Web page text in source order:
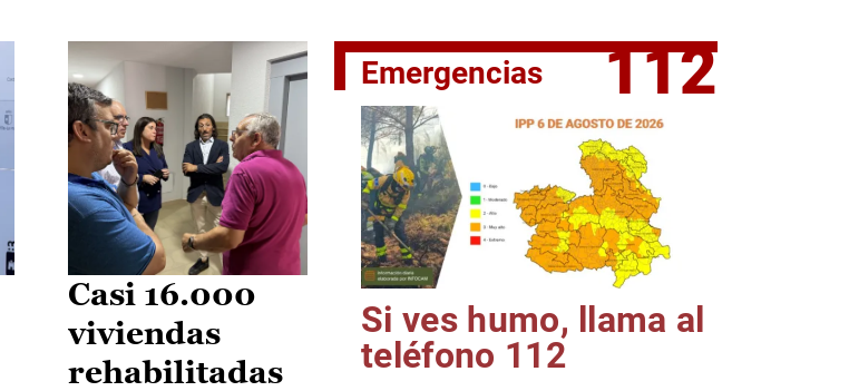
El jefe del Ejecutivo castellanomanchego, Emiliano García-
Casi 16.000
viviendas
rehabilitadas
Emergencias 112
Si ves humo, llama al
teléfono 112